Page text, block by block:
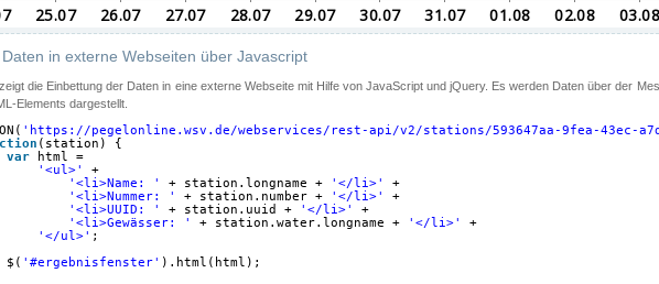
in externe Webseiten über Javascript
die Einbettung der Daten in eine externe Webseite mit Hilfe von JavaScript und jQuery. Es werden Daten über der
Elements dargestellt.
' https://pegelonline.wsv.de/webservices/rest-api/v2/stations/593647aa-9fea-43ec-
(station) {
var
html =
'<ul>'
+
'<li>Name: '
+ station.longname + '</li>'
+
'<li>Nummer: '
+ station.number + '</li>'
+
'<li>UUID: '
+ station.uuid + '</li>'
+
'<li>Gewässer: '
+ station.water.longname + '</li>'
+
'</ul>' ;
$( '#ergebnisfenster' ).html(html);